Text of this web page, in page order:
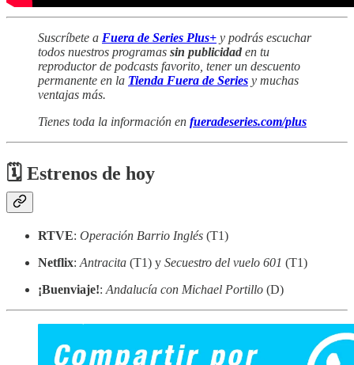
Suscríbete a Fuera de Series Plus+ y podrás escuchar
todos nuestros programas sin publicidad en tu
reproductor de podcasts favorito, tener un descuento
permanente en la Tienda Fuera de Series y muchas
ventajas más.
Tienes toda la información en fueradeseries.com/plus
🗓 Estrenos de hoy
RTVE: Operación Barrio Inglés (T1)
Netflix: Antracita (T1) y Secuestro del vuelo 601 (T1)
¡Buenviaje!: Andalucía con Michael Portillo (D)